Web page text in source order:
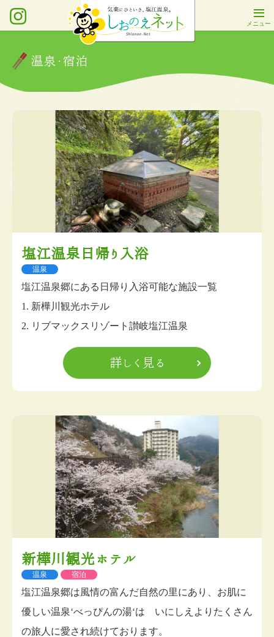
温泉・宿泊
塩江温泉日帰り入浴
温泉
塩江温泉郷にある日帰り入浴可能な施設一覧
1. 新樺川観光ホテル
2. リブマックスリゾート讃岐塩江温泉
詳しく見る
新樺川観光ホテル
温泉 宿泊
塩江温泉郷は風情の富んだ自然の里にあり、お肌に
優しい温泉‘べっぴんの湯‘は いにしえよりたくさん
の旅人に愛され続けております。